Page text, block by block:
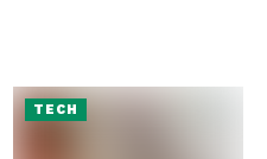
TECH